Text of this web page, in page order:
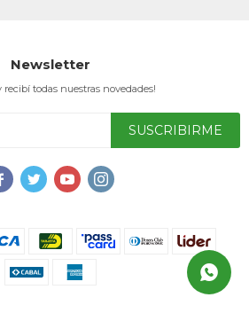
Newsletter
recibí todas nuestras novedades!
SUSCRIBIRME
  
personal